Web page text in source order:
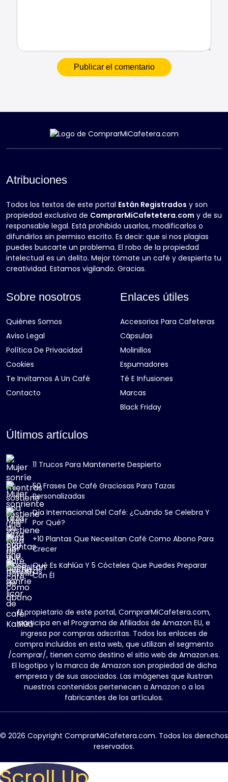
Atribuciones
Todos los textos de este portal Están Registrados y son
propiedad exclusiva de ComprarMiCafetetera.com y de su
responsable legal. Está prohibido usarlos, modificarlos o
difundirlos sin permiso escrito. Es decir: que si nos plagias
puedes buscarte un problema. El robo de la propiedad
intelectual es un delito. Mejor tómate un café y despierta tu
creatividad. Estamos vigilando. Gracias.
Sobre nosotros
Quiénes Somos
Aviso Legal
Política De Privacidad
Cookies
Te Invitamos A Un Café
Contacto
Enlaces útiles
Accesorios Para Cafeteras
Cápsulas
Molinillos
Espumadores
Té E Infusiones
Marcas
Black Friday
Últimos artículos
11 Trucos Para Mantenerte Despierto
50 Frases De Café Graciosas Para Tazas
Personalizadas
Día Internacional Del Café: ¿Cuándo Se Celebra Y
Por Qué?
+10 Plantas Que Necesitan Café Como Abono Para
Crecer
Qué Es Kahlúa Y 5 Cócteles Que Puedes Preparar
Con Él
El propietario de este portal, ComprarMiCafetera.com,
participa en el Programa de Afiliados de Amazon EU, e
ingresa por compras adscritas. Todos los enlaces de
compra incluidos en esta web, que utilizan el segmento
/comprar/, tienen como destino el sitio web de Amazon.es.
El logotipo y la marca de Amazon son propiedad de dicha
empresa y de sus asociados. Las imágenes que ilustran
nuestros contenidos pertenecen a Amazon o a los
fabricantes de los artículos.
© 2026 Copyright ComprarMiCafetera.com. Todos los derechos
reservados.